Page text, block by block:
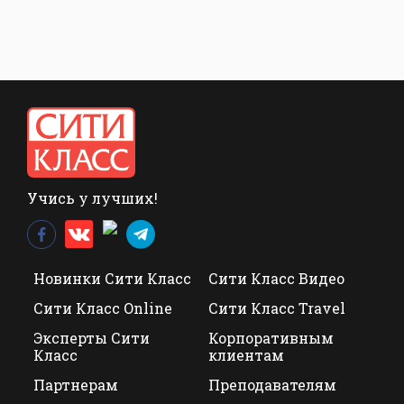
Учись у лучших!
Новинки Сити Класс
Сити Класс Видео
Сити Класс Online
Сити Класс Travel
Эксперты Сити
Класс
Корпоративным
клиентам
Партнерам
Преподавателям